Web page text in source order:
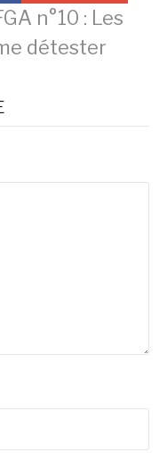
n°10 : Les
détester